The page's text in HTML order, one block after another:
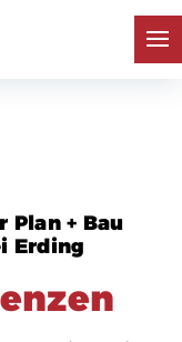
Plan + Bau
Erding